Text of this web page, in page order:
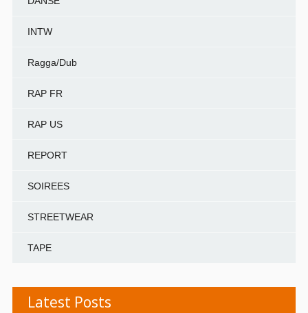
INTW
Ragga/Dub
RAP FR
RAP US
REPORT
SOIREES
STREETWEAR
TAPE
Latest Posts